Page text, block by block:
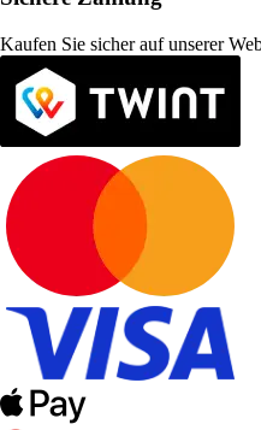
Kaufen Sie sicher auf unserer